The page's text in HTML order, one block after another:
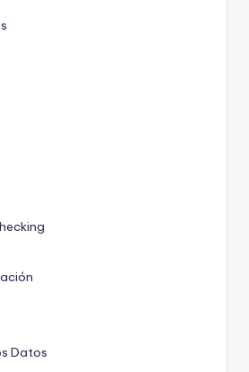
Datos